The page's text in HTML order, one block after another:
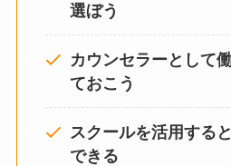
選ぼう
カウンセラーとして
ておこう
スクールを活用する
できる